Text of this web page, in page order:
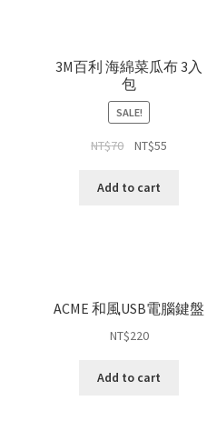
3M百利 海綿菜瓜布 3入
包
SALE!
NT$70 NT$55
Add to cart
ACME 和風USB電腦鍵盤
NT$220
Add to cart